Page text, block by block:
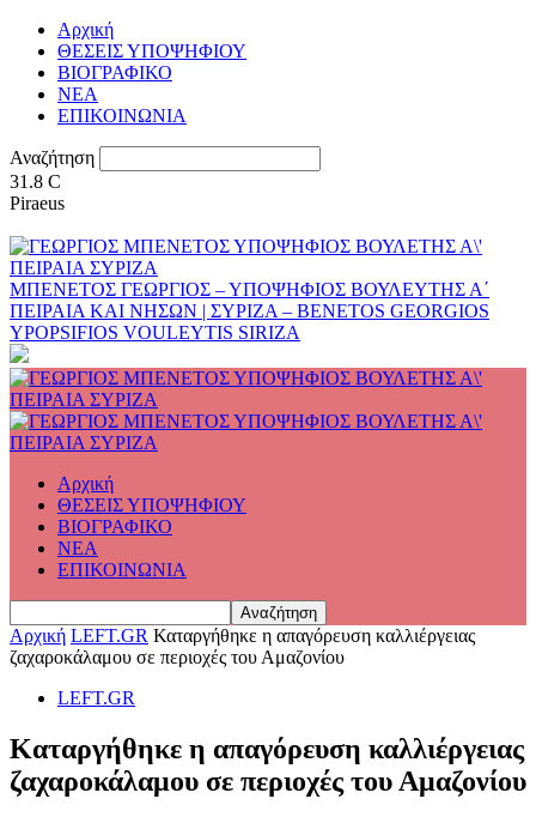
Αρχική
ΘΕΣΕΙΣ ΥΠΟΨΗΦΙΟΥ
ΒΙΟΓΡΑΦΙΚΟ
ΝΕΑ
ΕΠΙΚΟΙΝΩΝΙΑ
Αναζήτηση
31.8 C
Piraeus
ΜΠΕΝΕΤΟΣ ΓΕΩΡΓΙΟΣ – ΥΠΟΨΗΦΙΟΣ ΒΟΥΛΕΥΤΗΣ Α΄
ΠΕΙΡΑΙΑ ΚΑΙ ΝΗΣΩΝ | ΣΥΡΙΖΑ – BENETOS GEORGIOS
YPOPSIFIOS VOULEYTIS SIRIZA
Αρχική
ΘΕΣΕΙΣ ΥΠΟΨΗΦΙΟΥ
ΒΙΟΓΡΑΦΙΚΟ
ΝΕΑ
ΕΠΙΚΟΙΝΩΝΙΑ
Αρχική LEFT.GR Καταργήθηκε η απαγόρευση καλλιέργειας
ζαχαροκάλαμου σε περιοχές του Αμαζονίου
LEFT.GR
Καταργήθηκε η απαγόρευση καλλιέργειας
ζαχαροκάλαμου σε περιοχές του Αμαζονίου